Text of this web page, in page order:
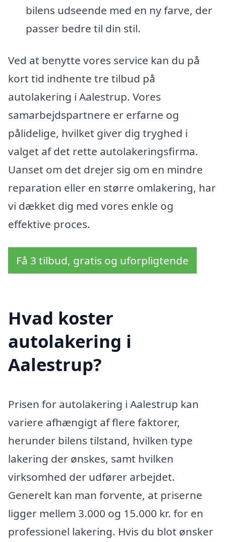
bilens udseende med en ny farve, der
passer bedre til din stil.
Ved at benytte vores service kan du på
kort tid indhente tre tilbud på
autolakering i Aalestrup. Vores
samarbejdspartnere er erfarne og
pålidelige, hvilket giver dig tryghed i
valget af det rette autolakeringsfirma.
Uanset om det drejer sig om en mindre
reparation eller en større omlakering, har
vi dækket dig med vores enkle og
effektive proces.
Få 3 tilbud, gratis og uforpligtende
Hvad koster
autolakering i
Aalestrup?
Prisen for autolakering i Aalestrup kan
variere afhængigt af flere faktorer,
herunder bilens tilstand, hvilken type
lakering der ønskes, samt hvilken
virksomhed der udfører arbejdet.
Generelt kan man forvente, at priserne
ligger mellem 3.000 og 15.000 kr. for en
professionel lakering. Hvis du blot ønsker